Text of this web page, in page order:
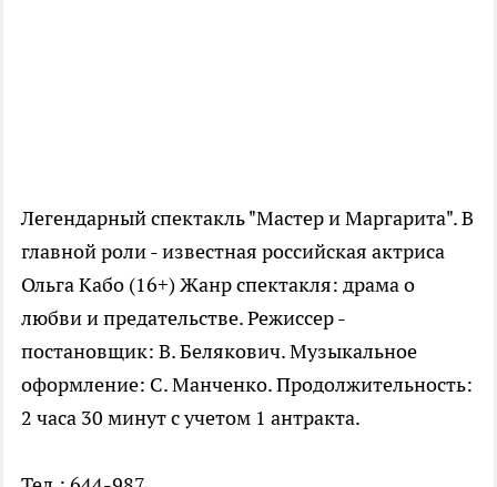
Легендарный спектакль "Мастер и Маргарита". В
главной роли - известная российская актриса
Ольга Кабо (16+) Жанр спектакля: драма о
любви и предательстве. Режиссер -
постановщик: В. Белякович. Музыкальное
оформление: С. Манченко. Продолжительность:
2 часа 30 минут с учетом 1 антракта.